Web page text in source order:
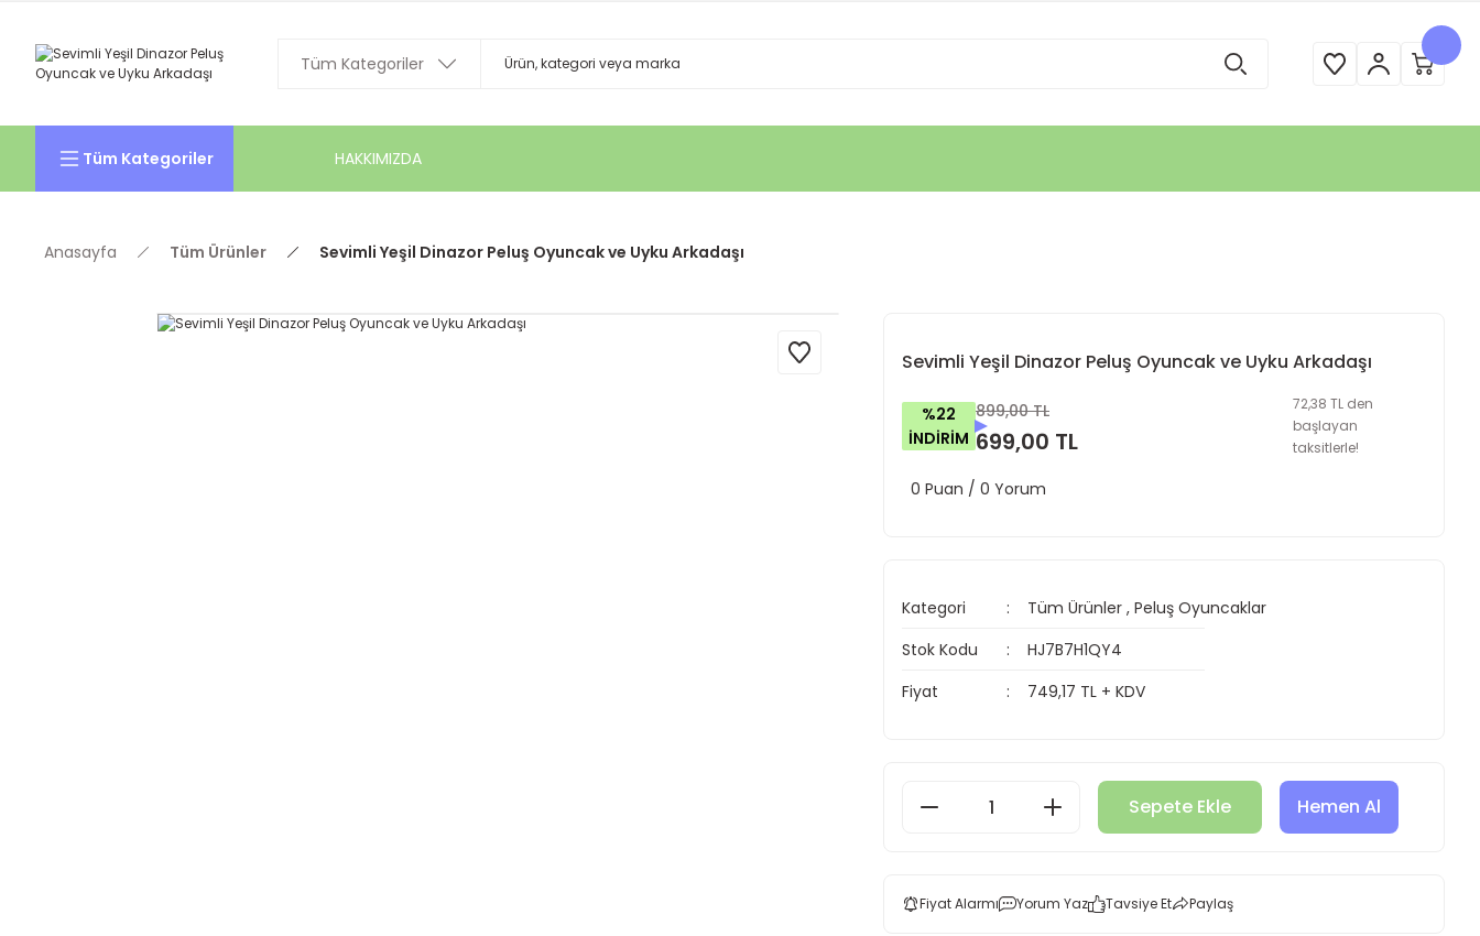
Tüm Kategoriler HAKKIMIZDA
Anasayfa Tüm Ürünler Sevimli Yeşil Dinazor Peluş Oyuncak ve Uyku Arkadaşı
Sevimli Yeşil Dinazor Peluş Oyuncak ve Uyku Arkadaşı
%22
İNDİRİM
899,00 TL
699,00 TL
72,38 TL den
başlayan
taksitlerle!
0 Puan / 0 Yorum
Kategori Tüm Ürünler ,Peluş Oyuncaklar
Stok Kodu
HJ7B7H1QY4
Fiyat
749,17 TL + KDV
Sepete Ekle Hemen Al
Fiyat Alarmı Yorum Yaz Tavsiye Et Paylaş